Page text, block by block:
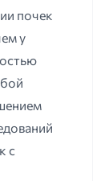
почек
у
с